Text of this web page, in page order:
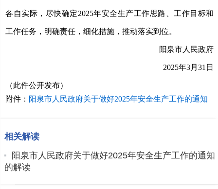
各自实际，尽快确定2025年安全生产工作思路、工作目标和
工作任务，明确责任，细化措施，推动落实到位。
阳泉市人民政府
2025年3月 31 日
（此件公开发布）
附件： 阳泉市人民政府关于做好2025年安全生产工作的通知
相关解读
阳泉市人民政府关于做好2025年安全生产工作的通知
的解读